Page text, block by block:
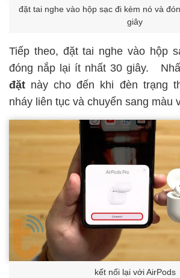
đặt tai nghe vào hộp sạc đi kèm nó và
giây
Tiếp theo, đặt tai nghe vào hộp
đóng nắp lại ít nhất 30 giây.
đặt này cho đến khi đèn trạng
nháy liên tục và chuyển sang màu
kết nối lại với AirPods